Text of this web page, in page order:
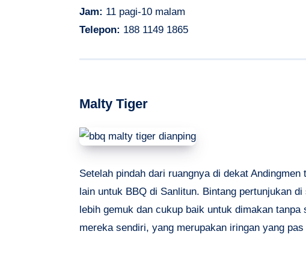
Jam: 11 pagi-10 malam
Telepon: 188 1149 1865
Malty Tiger
Setelah pindah dari ruangnya di dekat
lain untuk BBQ di Sanlitun. Bintang pertunjukan
lebih gemuk dan cukup baik untuk dimakan
mereka sendiri, yang merupakan iringan yang